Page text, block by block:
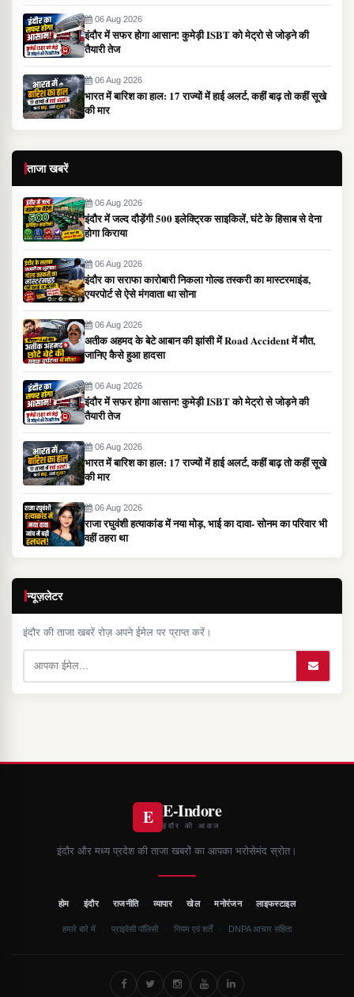
06 Aug 2026
इंदौर में सफर होगा आसान! कुमेड़ी ISBT को मेट्रो से जोड़ने की
तैयारी तेज
06 Aug 2026
भारत में बारिश का हाल: 17 राज्यों में हाई अलर्ट, कहीं बाढ़ तो कहीं सूखे
की मार
ताजा खबरें
06 Aug 2026
इंदौर में जल्द दौड़ेंगी 500 इलेक्ट्रिक साइकिलें, घंटे के हिसाब से देना
होगा किराया
06 Aug 2026
इंदौर का सराफा कारोबारी निकला गोल्ड तस्करी का मास्टरमाइंड,
एयरपोर्ट से ऐसे मंगवाता था सोना
06 Aug 2026
अतीक अहमद के बेटे आबान की झांसी में Road Accident में मौत,
जानिए कैसे हुआ हादसा
06 Aug 2026
इंदौर में सफर होगा आसान! कुमेड़ी ISBT को मेट्रो से जोड़ने की
तैयारी तेज
06 Aug 2026
भारत में बारिश का हाल: 17 राज्यों में हाई अलर्ट, कहीं बाढ़ तो कहीं सूखे
की मार
06 Aug 2026
राजा रघुवंशी हत्याकांड में नया मोड़, भाई का दावा- सोनम का परिवार भी
वहीं ठहरा था
न्यूज़लेटर
इंदौर की ताजा खबरें रोज़ अपने ईमेल पर प्राप्त करें।
E E-Indore
इंदौर की आवाज
इंदौर और मध्य प्रदेश की ताजा खबरों का आपका भरोसेमंद स्रोत।
होम इंदौर राजनीति व्यापार खेल मनोरंजन लाइफस्टाइल
हमारे बारे में प्राइवेसी पॉलिसी नियम एवं शर्तें DNPA आचार संहिता